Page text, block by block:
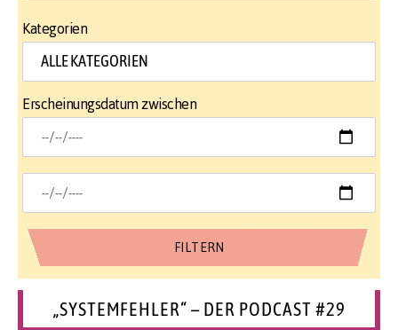
Kategorien
Erscheinungsdatum zwischen
„SYSTEMFEHLER“ – DER PODCAST #29